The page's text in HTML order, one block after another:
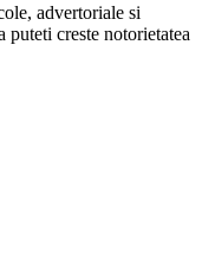
advertoriale si
creste notorietatea